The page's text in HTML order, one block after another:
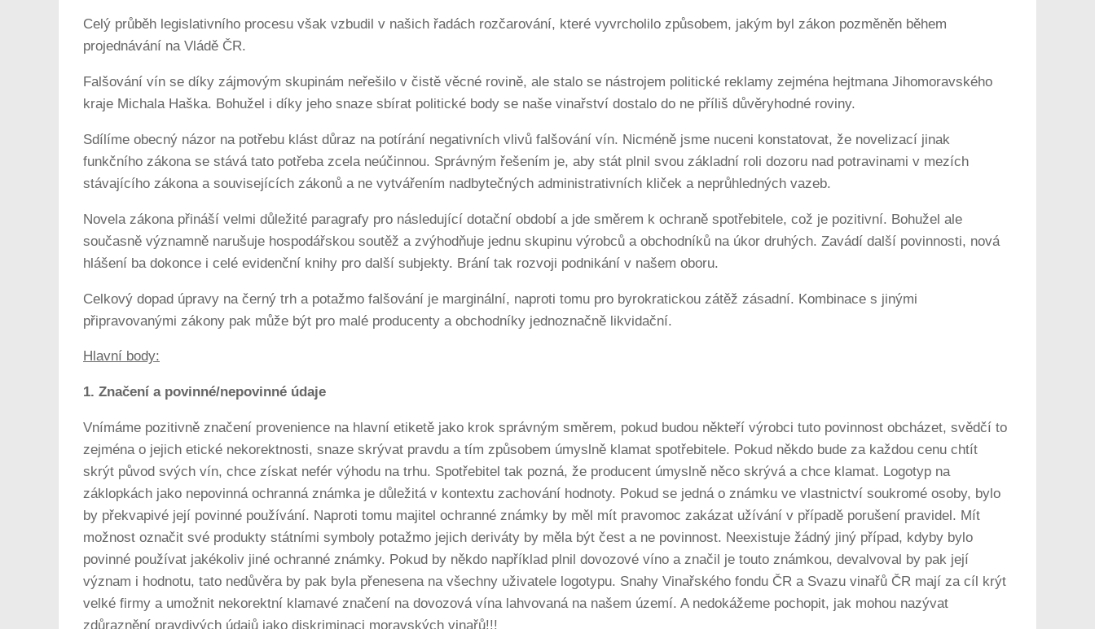
Celý průběh legislativního procesu však vzbudil v našich řadách rozčarování, které vyvrcholilo způsobem, jakým byl zákon pozměněn během
projednávání na Vládě ČR.
Falšování vín se díky zájmovým skupinám neřešilo v čistě věcné rovině, ale stalo se nástrojem politické reklamy zejména hejtmana Jihomoravského
kraje Michala Haška. Bohužel i díky jeho snaze sbírat politické body se naše vinařství dostalo do ne příliš důvěryhodné roviny.
Sdílíme obecný názor na potřebu klást důraz na potírání negativních vlivů falšování vín. Nicméně jsme nuceni konstatovat, že novelizací jinak
funkčního zákona se stává tato potřeba zcela neúčinnou. Správným řešením je, aby stát plnil svou základní roli dozoru nad potravinami v mezích
stávajícího zákona a souvisejících zákonů a ne vytvářením nadbytečných administrativních kliček a neprůhledných vazeb.
Novela zákona přináší velmi důležité paragrafy pro následující dotační období a jde směrem k ochraně spotřebitele, což je pozitivní. Bohužel ale
současně významně narušuje hospodářskou soutěž a zvýhodňuje jednu skupinu výrobců a obchodníků na úkor druhých. Zavádí další povinnosti, nová
hlášení ba dokonce i celé evidenční knihy pro další subjekty. Brání tak rozvoji podnikání v našem oboru.
Celkový dopad úpravy na černý trh a potažmo falšování je marginální, naproti tomu pro byrokratickou zátěž zásadní. Kombinace s jinými
připravovanými zákony pak může být pro malé producenty a obchodníky jednoznačně likvidační.
Hlavní body:
1. Značení a povinné/nepovinné údaje
Vnímáme pozitivně značení provenience na hlavní etiketě jako krok správným směrem, pokud budou někteří výrobci tuto povinnost obcházet, svědčí to
zejména o jejich etické nekorektnosti, snaze skrývat pravdu a tím způsobem úmyslně klamat spotřebitele. Pokud někdo bude za každou cenu chtít
skrýt původ svých vín, chce získat nefér výhodu na trhu. Spotřebitel tak pozná, že producent úmyslně něco skrývá a chce klamat. Logotyp na
záklopkách jako nepovinná ochranná známka je důležitá v kontextu zachování hodnoty. Pokud se jedná o známku ve vlastnictví soukromé osoby, bylo
by překvapivé její povinné používání. Naproti tomu majitel ochranné známky by měl mít pravomoc zakázat užívání v případě porušení pravidel. Mít
možnost označit své produkty státními symboly potažmo jejich deriváty by měla být čest a ne povinnost. Neexistuje žádný jiný případ, kdyby bylo
povinné používat jakékoliv jiné ochranné známky. Pokud by někdo například plnil dovozové víno a značil je touto známkou, devalvoval by pak její
význam i hodnotu, tato nedůvěra by pak byla přenesena na všechny uživatele logotypu. Snahy Vinařského fondu ČR a Svazu vinařů ČR mají za cíl krýt
velké firmy a umožnit nekorektní klamavé značení na dovozová vína lahvovaná na našem území. A nedokážeme pochopit, jak mohou nazývat
zdůraznění pravdivých údajů jako diskriminaci moravských vinařů!!!